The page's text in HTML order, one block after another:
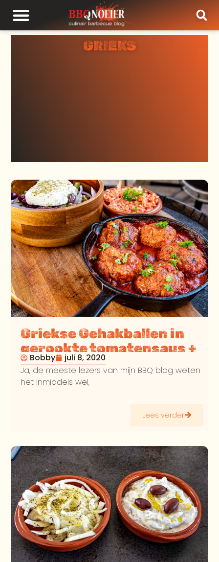
GRIEKS
Griekse Gehakballen in
gerookte tomatensaus +
Griekse salade
Bobby
juli 8, 2020
Ja, de meeste lezers van mijn BBQ blog weten
het inmiddels wel,
Lees verder